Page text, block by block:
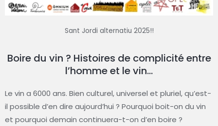
Sant Jordi alternatiu 2025!!
Boire du vin ? Histoires de complicité entre
l’homme et le vin…
Le vin a 6000 ans. Bien culturel, universel et pluriel, qu’est-
il possible d’en dire aujourd’hui ? Pourquoi boit-on du vin
et pourquoi demain continuera-t-on d’en boire ?